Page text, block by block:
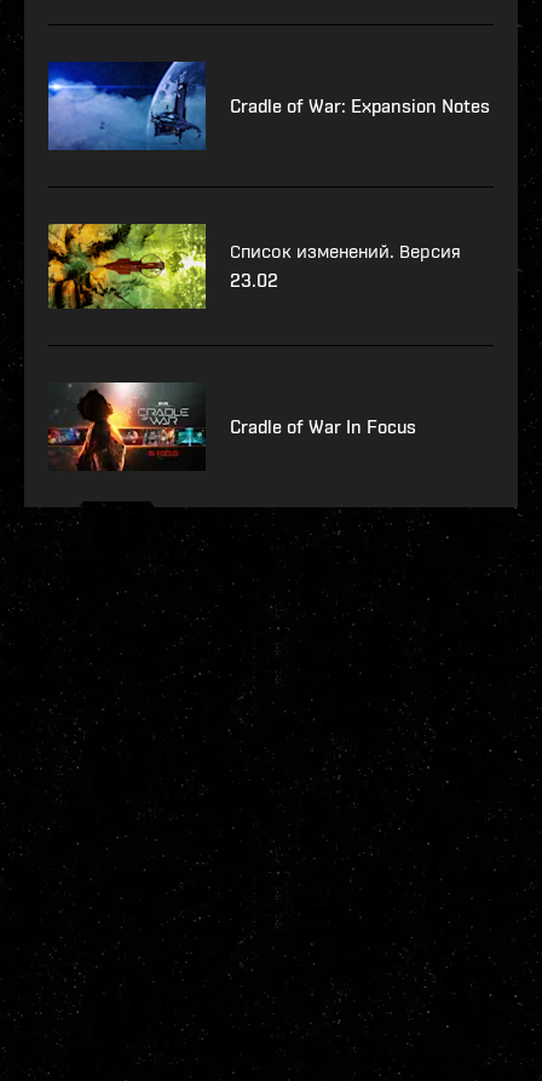
Cradle of War: Expansion Notes
Список изменений. Версия
23.02
Cradle of War In Focus